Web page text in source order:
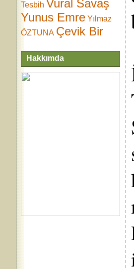
Tesbih Vural Savaş
Yunus Emre Yılmaz
ÖZTUNA Çevik Bir
Hakkımda